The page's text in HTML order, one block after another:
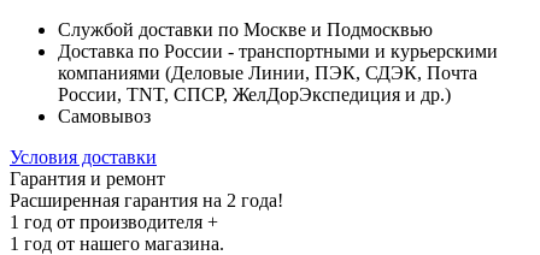
Службой доставки по Москве и Подмосквью
Доставка по России - транспортными и курьерскими
компаниями (Деловые Линии, ПЭК, СДЭК, Почта
России, TNT, СПСР, ЖелДорЭкспедиция и др.)
Самовывоз
Условия доставки
Гарантия и ремонт
Расширенная гарантия на 2 года!
1 год от производителя +
1 год от нашего магазина.